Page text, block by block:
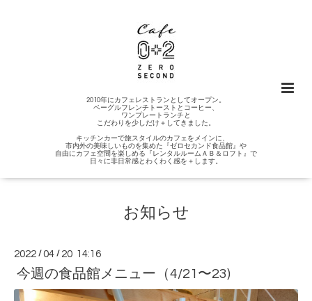
2010年にカフェレストランとしてオープン。
ベーグルフレンチトーストとコーヒー、
ワンプレートランチと
こだわりを少しだけ＋してきました。
キッチンカーで旅スタイルのカフェをメインに、
市内外の美味しいものを集めた『ゼロセカンド食品館』や
自由にカフェ空間を楽しめる『レンタルルームＡＢ＆ロフト』で
日々に非日常感とわくわく感を＋します。
お知らせ
2022 /04 / 20 14:16
今週の食品館メニュー（4/21〜23)